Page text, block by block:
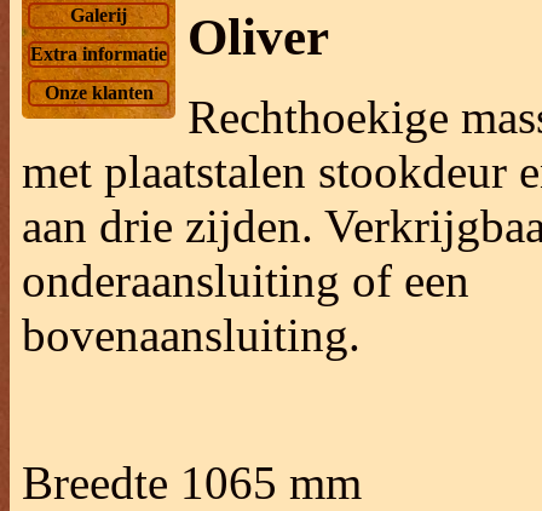
Galerij
Extra informatie
Onze klanten
Oliver
Rechthoekige
met plaatstalen stookdeur
aan drie zijden.
onderaansluiting of een
bovenaansluiting.
Breedte 1065 mm